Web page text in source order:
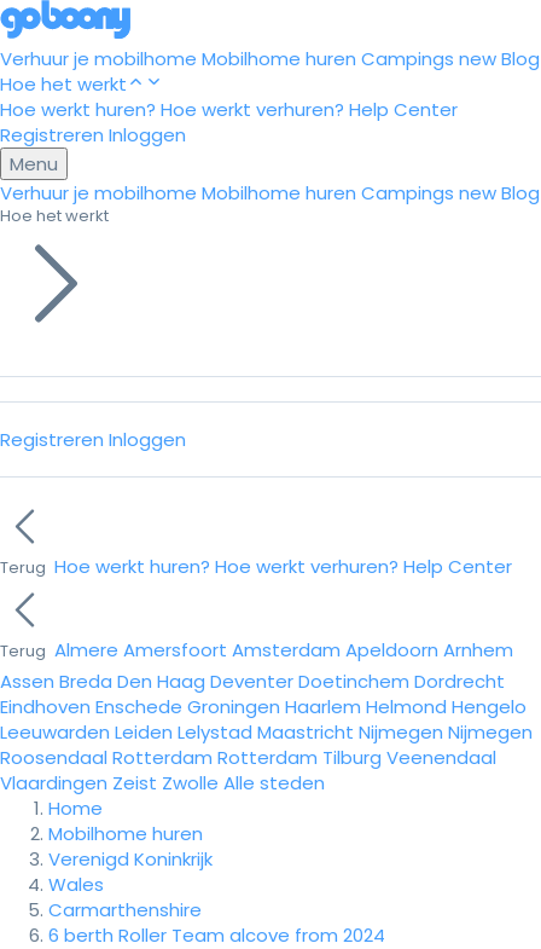
Verhuur je mobilhome Mobilhome huren Campings newBlog
Hoe het werkt
Hoe werkt huren? Hoe werkt verhuren? Help Center
Registreren Inloggen
Menu
Verhuur je mobilhome Mobilhome huren Campings newBlog
Hoe het werkt
Registreren Inloggen
Terug Hoe werkt huren? Hoe werkt verhuren? Help Center
Terug Almere Amersfoort Amsterdam Apeldoorn Arnhem
Assen Breda Den Haag DeventerDoetinchem Dordrecht
Eindhoven Enschede Groningen Haarlem Helmond Hengelo
Leeuwarden Leiden Lelystad Maastricht Nijmegen Nijmegen
Roosendaal Rotterdam Rotterdam Tilburg Veenendaal
Vlaardingen Zeist Zwolle Alle steden
Home
Mobilhome huren
Verenigd Koninkrijk
Wales
Carmarthenshire
6 berth Roller Team alcove from 2024